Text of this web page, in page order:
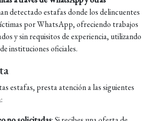
detectado estafas donde los delincuentes
por WhatsApp, ofreciendo trabajos
y sin requisitos de experiencia, utilizando
instituciones oficiales.
estafas, presta atención a las siguientes